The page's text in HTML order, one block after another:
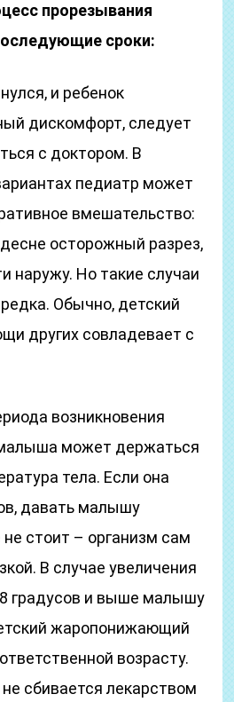
прорезывания
сроки:
и ребенок
дискомфорт, следует
с доктором. В
педиатр может
вмешательство:
осторожный разрез,
наружу. Но такие случаи
Обычно, детский
других совладевает с
возникновения
может держаться
тела. Если она
давать малышу
стоит – организм сам
В случае увеличения
градусов и выше малышу
жаропонижающий
возрасту.
сбивается лекарством